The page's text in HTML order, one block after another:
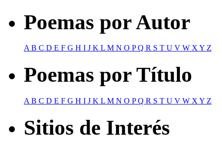
Poemas por Autor
AB C D E F G H I J K L M N O PQ R S T U V W XY Z
Poemas por Título
A B C D E F G H I J K L M N O PQ R S T U V W X Y Z
Sitios de Interés